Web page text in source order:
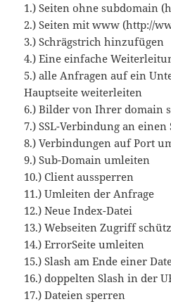
1.) Seiten ohne subdomain
2.) Seiten mit www (http://
3.) Schrägstrich hinzufügen
4.) Eine einfache
5.) alle Anfragen auf ein
Hauptseite weiterleiten
6.) Bilder von Ihrer domain
7.) SSL-Verbindung an
8.) Verbindungen auf Port
9.) Sub-Domain umleiten
10.) Client aussperren
11.) Umleiten der Anfrage
12.) Neue Index-Datei
13.) Webseiten Zugriff
14.) ErrorSeite umleiten
15.) Slash am Ende einer
16.) doppelten Slash in der
17.) Dateien sperren